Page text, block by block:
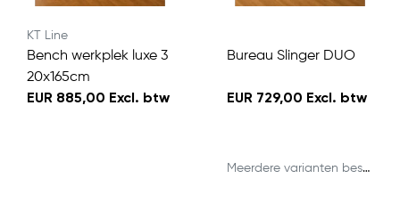
KT Line
Bench werkplek luxe 3
20x165cm
EUR 885,00 Excl. btw
Bureau Slinger DUO
EUR 729,00 Excl. btw
Meerdere varianten beschikbaar